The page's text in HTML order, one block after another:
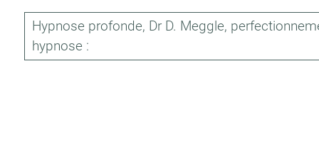
Hypnose profonde, Dr D. Meggle,
hypnose :